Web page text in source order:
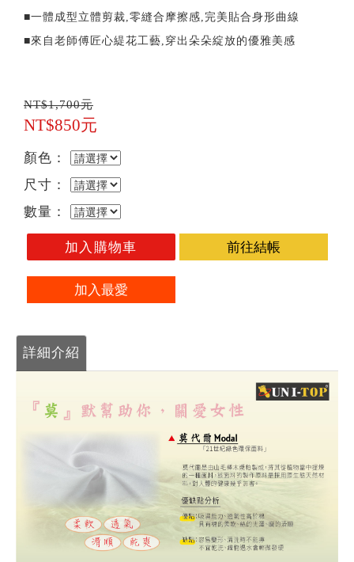
■一體成型立體剪裁,零縫合摩擦感,完美貼合身形曲線
■來自老師傅匠心緹花工藝,穿出朵朵綻放的優雅美感
NT$1,700元
NT$850元
顏色：
尺寸：
數量：
加入購物車 前往結帳
加入最愛
詳細介紹